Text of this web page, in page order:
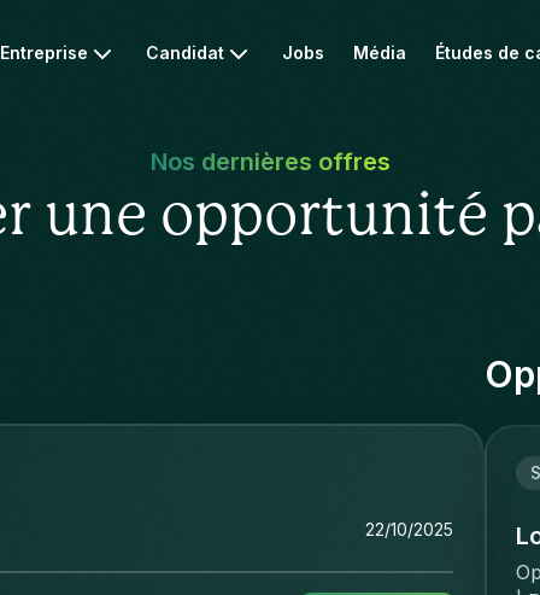
Entreprise Candidat Jobs Média Études de
Nos dernières offres
une opportunité
22/10/2025